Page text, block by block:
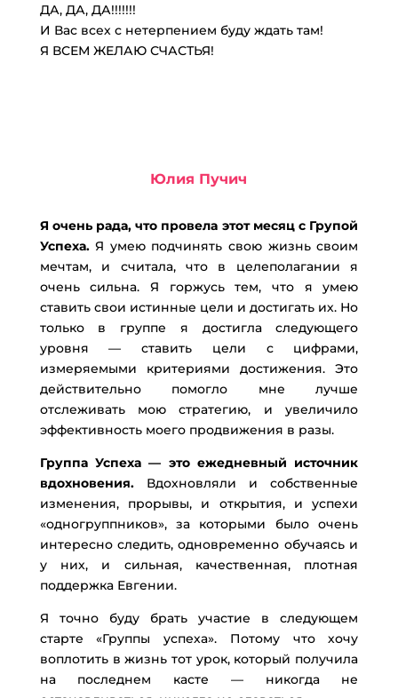
ДА, ДА, ДА!!!!!!!
И Вас всех с нетерпением буду ждать там!
Я ВСЕМ ЖЕЛАЮ СЧАСТЬЯ!
Юлия Пучич
Я очень рада, что провела этот месяц с Групой
Успеха.Я умею подчинять свою жизнь своим
мечтам, и считала, что в целеполагании я
очень сильна. Я горжусь тем, что я умею
ставить свои истинные цели и достигать их. Но
только в группе я достигла следующего
уровня — ставить цели с цифрами,
измеряемыми критериями достижения. Это
действительно помогло мне лучше
отслеживать мою стратегию, и увеличило
эффективность моего продвижения в разы.
Группа Успеха — это ежедневный источник
вдохновения.Вдохновляли и собственные
изменения, прорывы, и открытия, и успехи
«одногруппников», за которыми было очень
интересно следить, одновременно обучаясь и
у них, и сильная, качественная, плотная
поддержка Евгении.
Я точно буду брать участие в следующем
старте «Группы успеха». Потому что хочу
воплотить в жизнь тот урок, который получила
на последнем касте — никогда не